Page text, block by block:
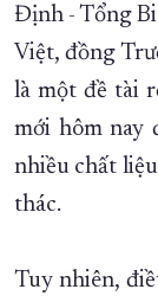
Định - Tổng
Việt, đồng
là một đề tài
mới hôm nay
nhiều chất
thác.
Tuy nhiên,